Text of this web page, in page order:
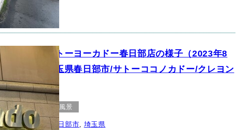
【閉店済】イトーヨーカドー春日部店の様子（2023年8
月撮影）【埼玉県春日部市/サトーココノカドー/クレヨン
しんちゃん】
キャラクター 風景
発祥地： 埼玉県春日部市
埼玉県